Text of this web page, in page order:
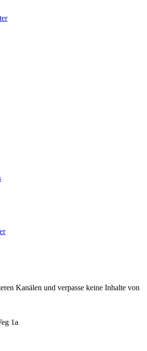
Kanälen und verpasse keine Inhalte von
1a